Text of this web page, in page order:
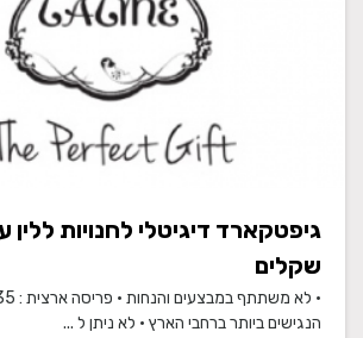
שקלים
הנגישים ביותר ברחבי הארץ • לא ניתן ל ...